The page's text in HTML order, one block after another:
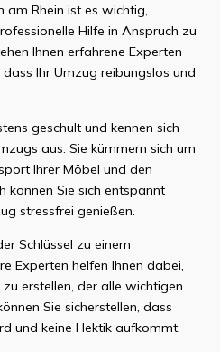
am Rhein ist es wichtig,
Hilfe in Anspruch zu
Ihnen erfahrene Experten
Ihr Umzug reibungslos und
geschult und kennen sich
aus. Sie kümmern sich um
Ihrer Möbel und den
können Sie sich entspannt
stressfrei genießen.
Schlüssel zu einem
Experten helfen Ihnen dabei,
erstellen, der alle wichtigen
Sie sicherstellen, dass
und keine Hektik aufkommt.